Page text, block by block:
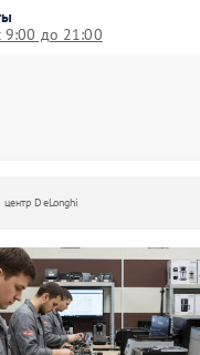
9:00 до 21:00
DeLonghi